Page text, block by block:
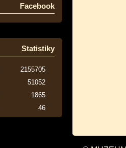
Facebook
Statistiky
46
2155705
51052
1865